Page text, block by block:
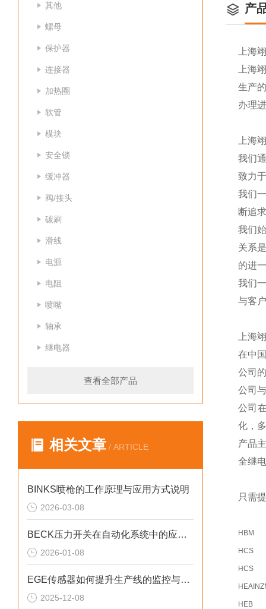
其他
螺母
保护器
连接器
加热圈
软管
模块
安全锁
缓冲器
阀/接头
碳刷
滑线
电源
电阻
喷嘴
轴承
继电器
查看全部产品
相关文章 / ARTICLE
BINKS喷枪的工作原理与应用方式说明
2026-03-08
BECK压力开关在自动化系统中的应用说明
2026-01-08
EGE传感器如何提升生产线的监控与管理效率？
2025-12-08
产
上海
上海
生产
办理
上海
我们
致力
我们
断追
我们
关系
的进
我们
与客
上海
在中
公司
公司
公司
化，
产品
全继
只需
HBM
HCS
HCS
HEB